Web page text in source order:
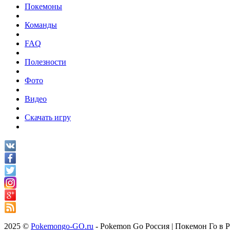
Покемоны
Команды
FAQ
Полезности
Фото
Видео
Скачать игру
2025 © Pokemongo-GO.ru - Pokemon Go Россия | Покемон Го в